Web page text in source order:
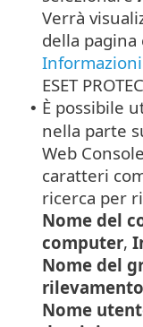
Verrà
della pagina
Informazioni
ESET
• È possibile
nella parte
Web
caratteri
ricerca per
Nome del
computer,
Nome del
rilevamento
Nome